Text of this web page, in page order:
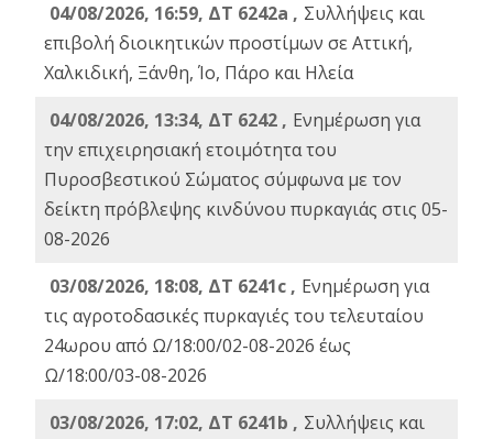
04/08/2026, 16:59, ΔΤ 6242a , Συλλήψεις και
επιβολή διοικητικών προστίμων σε Αττική,
Χαλκιδική, Ξάνθη, Ίο, Πάρο και Ηλεία
04/08/2026, 13:34, ΔΤ 6242 , Ενημέρωση για
την επιχειρησιακή ετοιμότητα του
Πυροσβεστικού Σώματος σύμφωνα με τον
δείκτη πρόβλεψης κινδύνου πυρκαγιάς στις 05-
08-2026
03/08/2026, 18:08, ΔΤ 6241c , Ενημέρωση για
τις αγροτοδασικές πυρκαγιές του τελευταίου
24ωρου από Ω/18:00/02-08-2026 έως
Ω/18:00/03-08-2026
03/08/2026, 17:02, ΔΤ 6241b , Συλλήψεις και